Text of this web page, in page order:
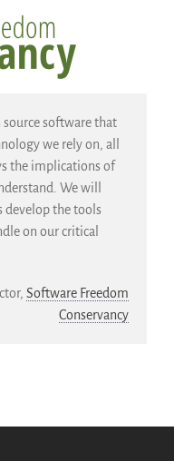
Software Stories
navigateur
un don
source software that
we rely on, all
the implications of
We will
develop the tools
on our critical
Software Freedom
Conservancy